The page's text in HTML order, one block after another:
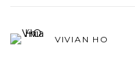
VIVIAN HO